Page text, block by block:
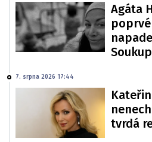
Agáta
7. srpna 2026 17:44
tvrdá